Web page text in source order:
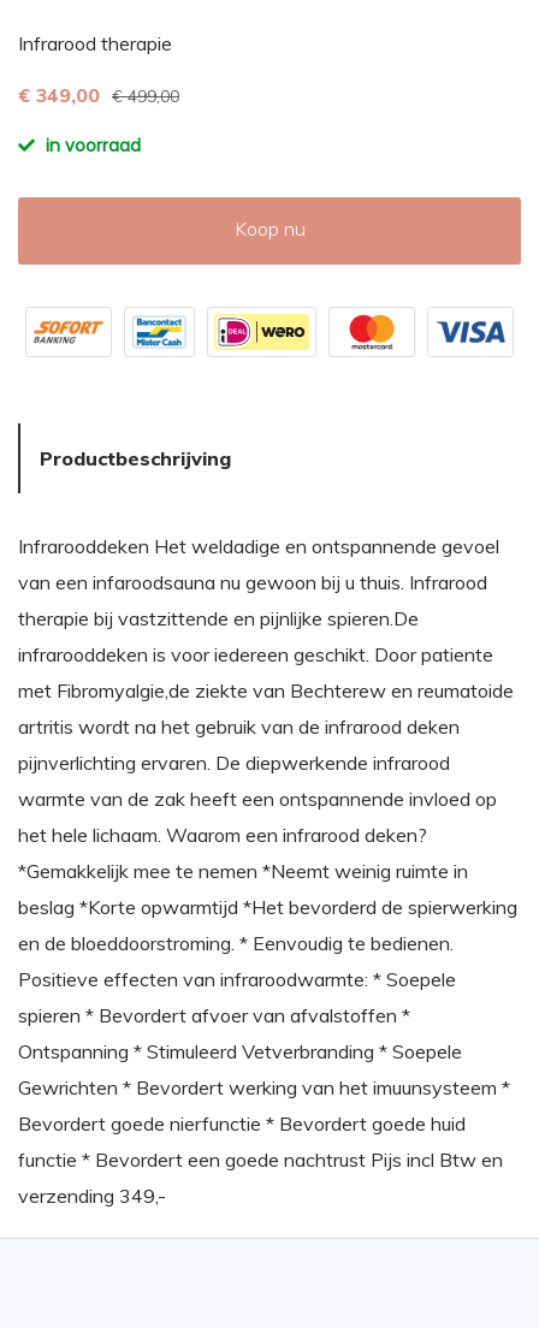
Infrarood therapie
€ 349,00 € 499,00
in voorraad
Koop nu
Productbeschrijving
Infrarooddeken Het weldadige en ontspannende gevoel
van een infaroodsauna nu gewoon bij u thuis. Infrarood
therapie bij vastzittende en pijnlijke spieren.De
infrarooddeken is voor iedereen geschikt. Door patiente
met Fibromyalgie,de ziekte van Bechterew en reumatoide
artritis wordt na het gebruik van de infrarood deken
pijnverlichting ervaren. De diepwerkende infrarood
warmte van de zak heeft een ontspannende invloed op
het hele lichaam. Waarom een infrarood deken?
*Gemakkelijk mee te nemen *Neemt weinig ruimte in
beslag *Korte opwarmtijd *Het bevorderd de spierwerking
en de bloeddoorstroming. * Eenvoudig te bedienen.
Positieve effecten van infraroodwarmte: * Soepele
spieren * Bevordert afvoer van afvalstoffen *
Ontspanning * Stimuleerd Vetverbranding * Soepele
Gewrichten * Bevordert werking van het imuunsysteem *
Bevordert goede nierfunctie * Bevordert goede huid
functie * Bevordert een goede nachtrust Pijs incl Btw en
verzending 349,-